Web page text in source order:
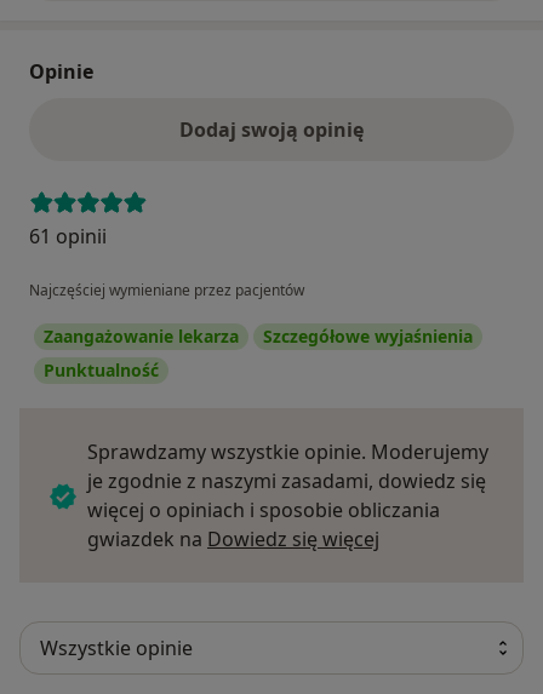
Opinie
Dodaj swoją opinię
61 opinii
Najczęściej wymieniane przez pacjentów
Zaangażowanie lekarza
Szczegółowe wyjaśnienia
Punktualność
Sprawdzamy wszystkie opinie. Moderujemy
je zgodnie z naszymi zasadami, dowiedz się
więcej o opiniach i sposobie obliczania
gwiazdek na Dowiedz się więcej